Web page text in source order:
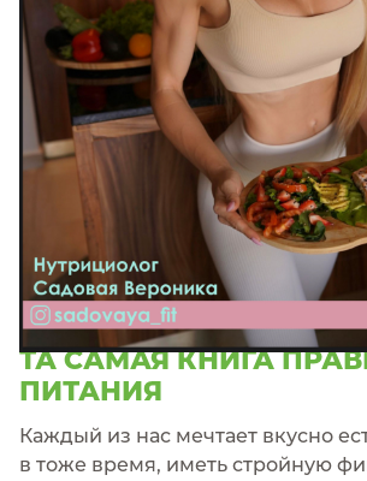
книга
ТА САМАЯ КНИГА
ПИТАНИЯ
Каждый из нас мечтает вкусно
в тоже время, иметь стройную